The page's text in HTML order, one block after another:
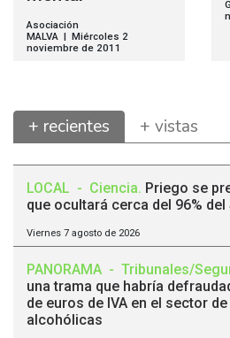
Asociación
MALVA | Miércoles 2
noviembre de 2011
+ recientes + vistas
LOCAL - Ciencia. Priego se
que ocultará cerca del 96%
Viernes 7 agosto de 2026
PANORAMA - Tribunales/
una trama que habría
de euros de IVA en el sector
alcohólicas